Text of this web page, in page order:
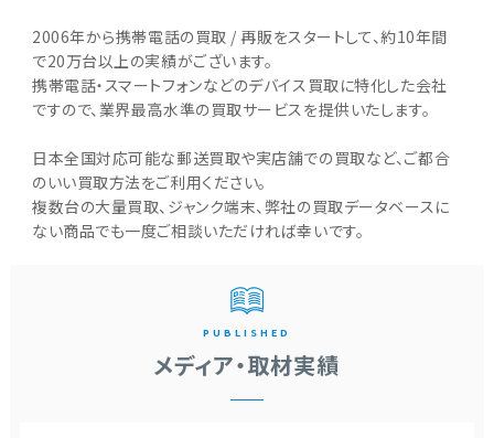
2006年から携帯電話の買取 / 再販をスタートして、約10年間
で20万台以上の実績がございます。
携帯電話・スマートフォンなどのデバイス買取に特化した会社
ですので、業界最高水準の買取サービスを提供いたします。
日本全国対応可能な郵送買取や実店舗での買取など、ご都合
のいい買取方法をご利用ください。
複数台の大量買取、ジャンク端末、弊社の買取データベースに
ない商品でも一度ご相談いただければ幸いです。
PUBLISHED
メディア・取材実績